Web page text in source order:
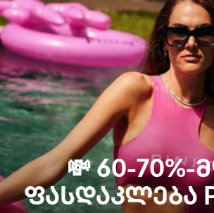
💸 60-70%-
ᲤᲐᲡᲓᲐᲙᲚᲔᲑᲐ